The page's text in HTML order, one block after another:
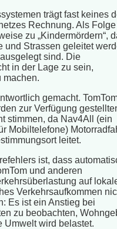
trägt fast keines
Rechnung. Als
zu „Kindermördern“,
und Strassen geleitet
sind. Die
in der Lage zu sein,
machen.
gemacht.
zur Verfügung
stimmen, da Nav4All (ein
Mobiltelefone)
leitet.
ist, dass
und anderen
auf
Verkehrsaufkommen
Es ist ein Anstieg bei
zu beobachten,
Umwelt wird belastet.